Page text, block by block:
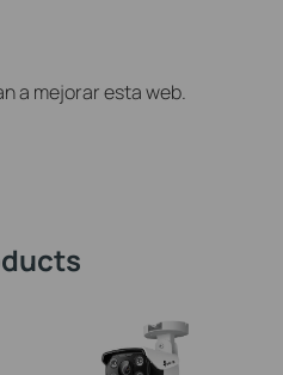
a mejorar esta web.